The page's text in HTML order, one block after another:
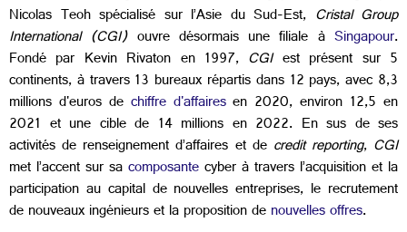
Nicolas Teoh spécialisé sur l’Asie du Sud-Est, Cristal Group
International (CGI) ouvre désormais une filiale àSingapour.
Fondé par Kevin Rivaton en 1997, CGIest présent sur 5
continents, à travers 13 bureaux répartis dans 12 pays, avec 8,3
millions d'euros de chiffre d'affairesen 2020, environ 12,5 en
2021 et une cible de 14 millions en 2022. En sus de ses
activités de renseignement d’affaires et de credit reporting, CGI
met l’accent sur sacomposantecyber à travers l’acquisition et la
participation au capital de nouvelles entreprises, le recrutement
de nouveaux ingénieurs et la proposition denouvelles offres.